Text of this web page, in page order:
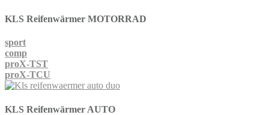
KLS Reifenwärmer MOTORRAD
sport
comp
proX-TST
proX-TCU
KLS Reifenwärmer AUTO